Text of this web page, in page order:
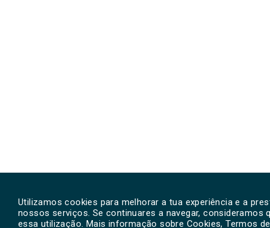
Utilizamos cookies para melhorar a tua experiência e a
nossos serviços. Se continuares a navegar, consideramos
essa utilização. Mais informação sobre Cookies, Termos